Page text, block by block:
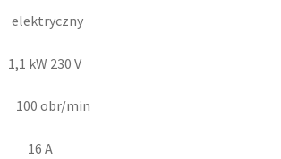
230 V
obr/min
16 A